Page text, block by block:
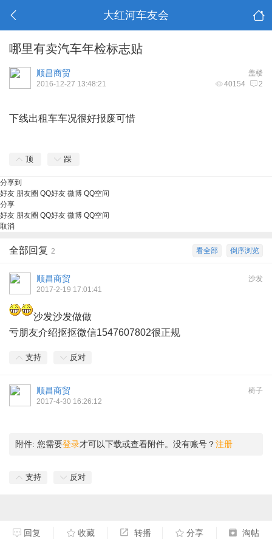
大红河车友会
哪里有卖汽车年检标志贴
盖楼
顺昌商贸
40154 2
2016-12-27 13:48:21
下线出租车车况很好报废可惜
顶 踩
分享到
好友 朋友圈 QQ好友 微博 QQ空间
分享
好友 朋友圈 QQ好友 微博 QQ空间
取消
倒序浏览
看全部
全部回复 2
沙发
顺昌商贸
2017-2-19 17:01:41
沙发沙发做做
亏朋友介绍抠抠微信1547607802很正规
支持 反对
椅子
顺昌商贸
2017-4-30 16:26:12
附件: 您需要登录才可以下载或查看附件。没有账号？注册
支持 反对
回复 收藏 转播 分享 淘帖